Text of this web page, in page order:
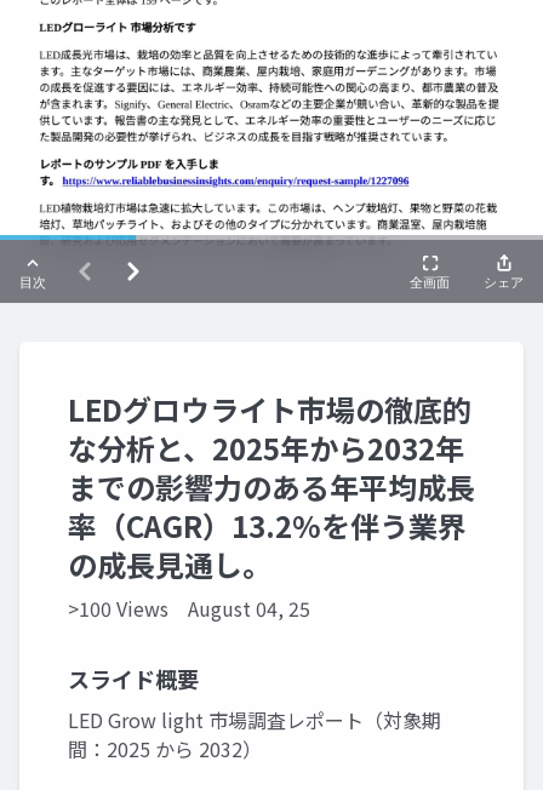
LEDグロウライト市場の徹底的
な分析と、2025年から2032年
までの影響力のある年平均成長
率（CAGR）13.2%を伴う業界
の成長見通し。
>100 Views August 04, 25
スライド概要
LED Grow light 市場調査レポート（対象期
間：2025 から 2032）